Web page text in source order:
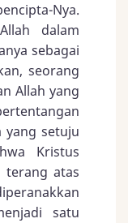
Nya.
dalam
sebagai
seorang
Allah yang
yang setuju
Kristus
terang atas
satu